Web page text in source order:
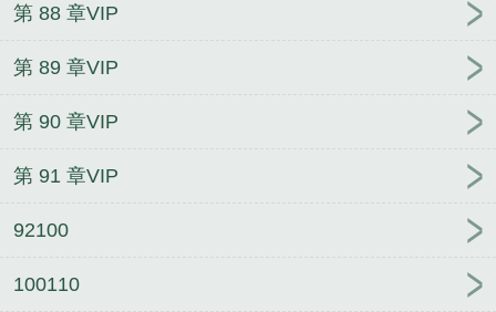
第 88 章VIP
第 89 章VIP
第 90 章VIP
第 91 章VIP
92100
100110